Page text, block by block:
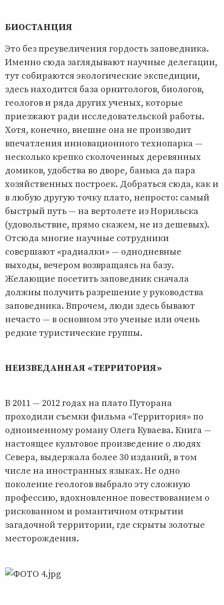
БИОСТАНЦИЯ
Это без преувеличения гордость заповедника.
Именно сюда заглядывают научные делегации,
тут собираются экологические экспедиции,
здесь находится база орнитологов, биологов,
геологов и ряда других ученых, которые
приезжают ради исследовательской работы.
Хотя, конечно, внешне она не производит
впечатления инновационного технопарка —
несколько крепко сколоченных деревянных
домиков, удобства во дворе, банька да пара
хозяйственных построек. Добраться сюда, как и
в любую другую точку плато, непросто: самый
быстрый путь — на вертолете из Норильска
(удовольствие, прямо скажем, не из дешевых).
Отсюда многие научные сотрудники
совершают «радиалки» — однодневные
выходы, вечером возвращаясь на базу.
Желающие посетить заповедник сначала
должны получить разрешение у руководства
заповедника. Впрочем, люди здесь бывают
нечасто — в основном это ученые или очень
редкие туристические группы.
НЕИЗВЕДАННАЯ «ТЕРРИТОРИЯ»
В 2011 — 2012 годах на плато Путорана
проходили съемки фильма «Территория» по
одноименному роману Олега Куваева. Книга —
настоящее культовое произведение о людях
Севера, выдержала более 30 изданий, в том
числе на иностранных языках. Не одно
поколение геологов выбрало эту сложную
профессию, вдохновленное повествованием о
рискованном и романтичном открытии
загадочной территории, где скрыты золотые
месторождения.